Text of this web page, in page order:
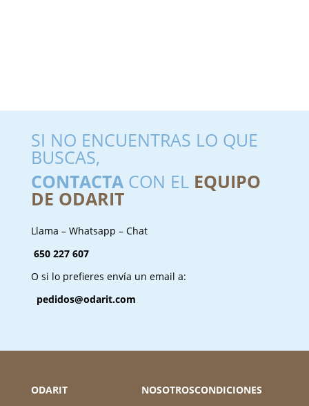
SI NO ENCUENTRAS LO QUE
BUSCAS,
CONTACTACON EL EQUIPO
DE ODARIT
Llama – Whatsapp – Chat
650 227 607
O si lo prefieres envía un email a:
pedidos@odarit.com
ODARIT NOSOTROSCONDICIONES